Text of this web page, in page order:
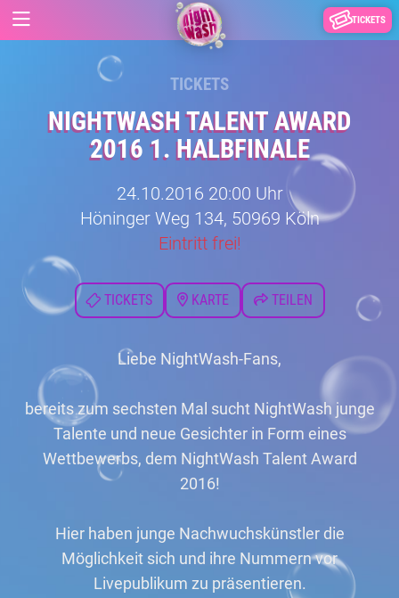
TICKETS
TICKETS
NIGHTWASH TALENT AWARD
2016 1. HALBFINALE
24.10.2016 20:00 Uhr
Höninger Weg 134, 50969 Köln
Eintritt frei!
TICKETS KARTE TEILEN
Liebe NightWash-Fans,
bereits zum sechsten Mal sucht NightWash junge
Talente und neue Gesichter in Form eines
Wettbewerbs, dem NightWash Talent Award
2016!
Hier haben junge Nachwuchskünstler die
Möglichkeit sich und ihre Nummern vor
Livepublikum zu präsentieren.